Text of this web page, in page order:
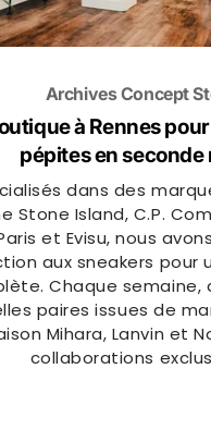
Archives Concept
à Rennes
pépites en seconde
dans des
Stone Island, C.P.
et Evisu, nous
aux sneakers pour
Chaque semaine,
paires issues de
Mihara, Lanvin et
collaborations